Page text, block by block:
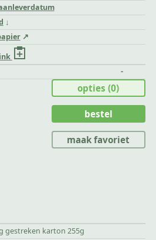
-
gestreken karton 255g
opties(0)
bestel
maak favoriet